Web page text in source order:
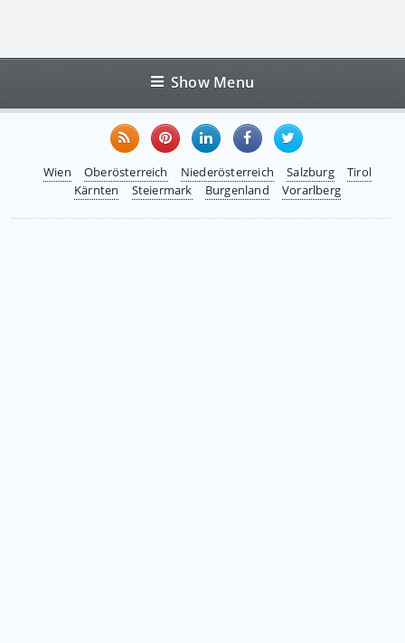
Show Menu
Wien Oberösterreich Niederösterreich Salzburg
Tirol
Kärnten
Steiermark Burgenland Vorarlberg